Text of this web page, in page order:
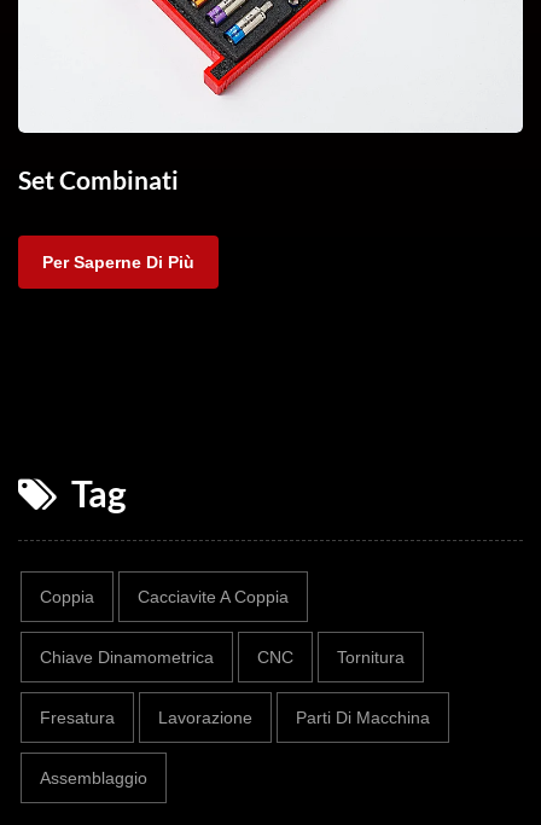
Set Combinati
Per Saperne Di Più
Tag
Coppia Cacciavite A Coppia
Chiave Dinamometrica CNC Tornitura
Fresatura Lavorazione Parti Di Macchina
Assemblaggio